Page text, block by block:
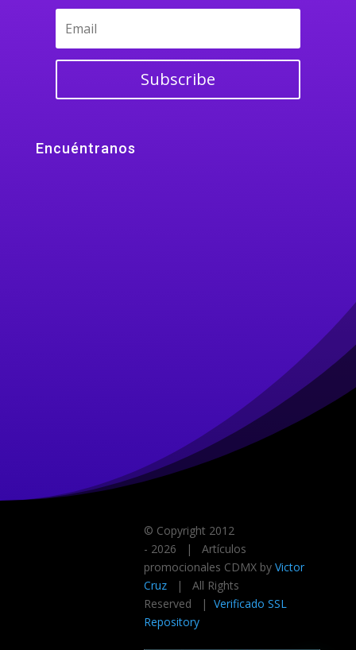
Subscribe
Encuéntranos
© Copyright 2012
- 2026 | Artículos
promocionales CDMX by Victor
Cruz| All Rights
Reserved | Verificado SSL
Repository